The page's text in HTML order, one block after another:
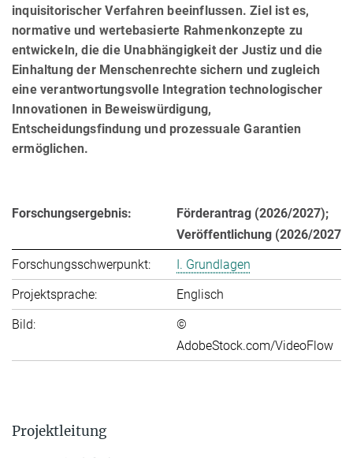
inquisitorischer Verfahren be­einflus­sen. Ziel ist es,
normative und wertebasierte Rahmenkonzepte zu
entwickeln, die die Unabhängigkeit der Justiz und die
Einhaltung der Menschenrechte sichern und zugleich
eine verantwortungsvolle Integration techno­lo­gischer
Innovationen in Beweiswürdigung,
Entscheidungsfindung und prozessuale Garantien
ermöglichen.
Forschungsergebnis:
Förderantrag (2026/2027);
Veröffentlichung (2026/2027)
Forschungsschwerpunkt:
I. Grundlagen
Projektsprache:
Englisch
Bild:
©
AdobeStock.com/VideoFlow
Projektleitung